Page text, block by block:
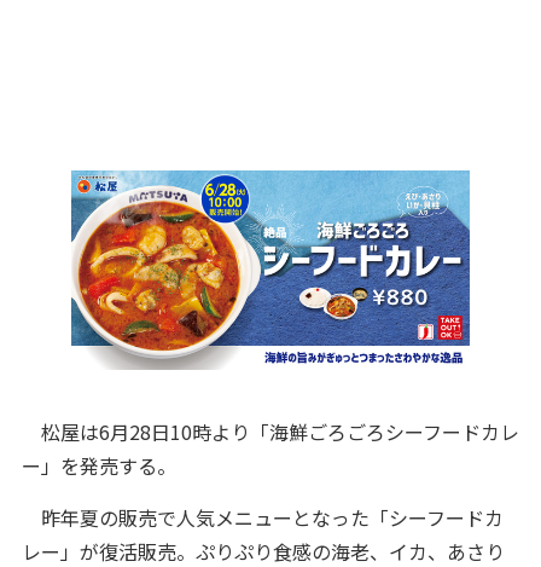
松屋は6月28日10時より「海鮮ごろごろシーフードカレ
ー」を発売する。
昨年夏の販売で人気メニューとなった「シーフードカ
レー」が復活販売。ぷりぷり食感の海老、イカ、あさり